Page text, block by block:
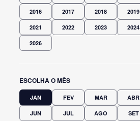
2016 2017 2018 2019
2021 2022 2023 2024
2026
ESCOLHA O MÊS
JAN FEV MAR ABR
JUN JUL AGO SET